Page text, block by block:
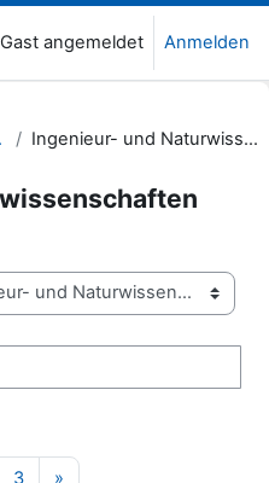
angemeldet Anmelden
Ingenieur- und Naturwissenschaften (INW)
2
3Seite 3
»